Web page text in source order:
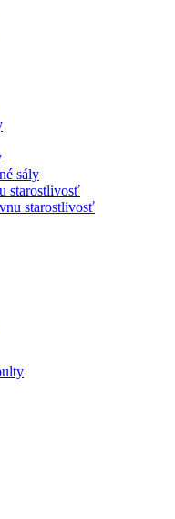
sály
starostlivosť
starostlivosť